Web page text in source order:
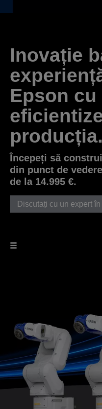
Inovație
Epson cu
producția.
Începeți să
din punct de
de la 14.995 €.
Discutați cu un expert